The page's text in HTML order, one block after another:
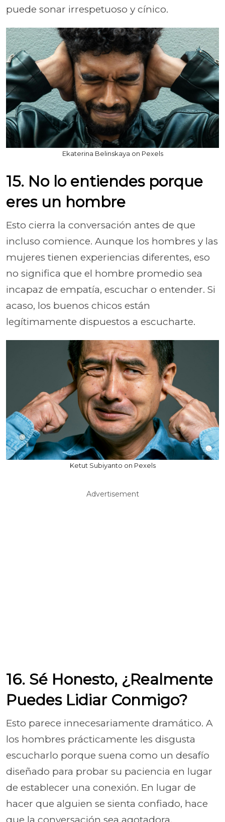
puede sonar irrespetuoso y cínico.
Ekaterina Belinskaya on Pexels
15. No lo entiendes porque
eres un hombre
Esto cierra la conversación antes de que
incluso comience. Aunque los hombres y las
mujeres tienen experiencias diferentes, eso
no significa que el hombre promedio sea
incapaz de empatía, escuchar o entender. Si
acaso, los buenos chicos están
legítimamente dispuestos a escucharte.
Ketut Subiyanto on Pexels
Advertisement
16. Sé Honesto, ¿Realmente
Puedes Lidiar Conmigo?
Esto parece innecesariamente dramático. A
los hombres prácticamente les disgusta
escucharlo porque suena como un desafío
diseñado para probar su paciencia en lugar
de establecer una conexión. En lugar de
hacer que alguien se sienta confiado, hace